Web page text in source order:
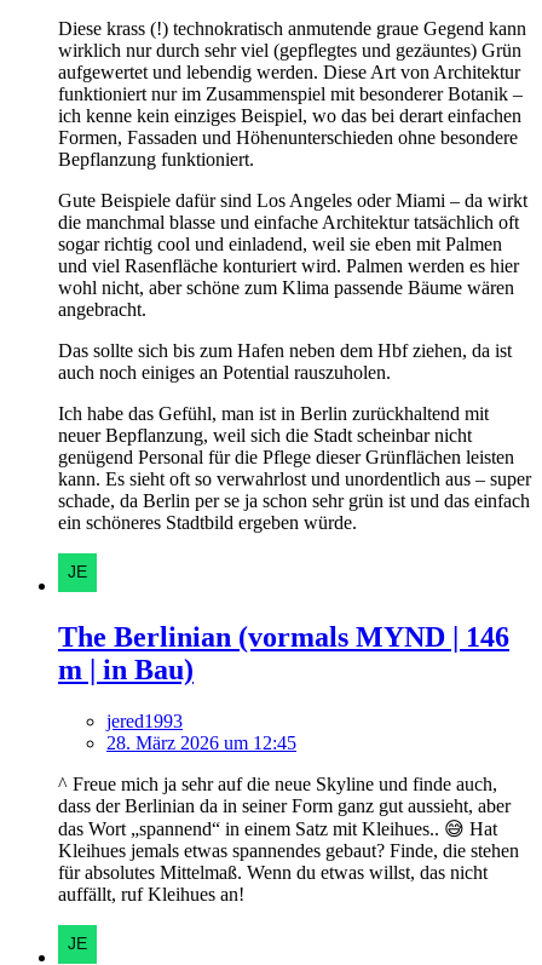
Diese krass (!) technokratisch anmutende graue Gegend kann
wirklich nur durch sehr viel (gepflegtes und gezäuntes) Grün
aufgewertet und lebendig werden. Diese Art von Architektur
funktioniert nur im Zusammenspiel mit besonderer Botanik –
ich kenne kein einziges Beispiel, wo das bei derart einfachen
Formen, Fassaden und Höhenunterschieden ohne besondere
Bepflanzung funktioniert.
Gute Beispiele dafür sind Los Angeles oder Miami – da wirkt
die manchmal blasse und einfache Architektur tatsächlich oft
sogar richtig cool und einladend, weil sie eben mit Palmen
und viel Rasenfläche konturiert wird. Palmen werden es hier
wohl nicht, aber schöne zum Klima passende Bäume wären
angebracht.
Das sollte sich bis zum Hafen neben dem Hbf ziehen, da ist
auch noch einiges an Potential rauszuholen.
Ich habe das Gefühl, man ist in Berlin zurückhaltend mit
neuer Bepflanzung, weil sich die Stadt scheinbar nicht
genügend Personal für die Pflege dieser Grünflächen leisten
kann. Es sieht oft so verwahrlost und unordentlich aus – super
schade, da Berlin per se ja schon sehr grün ist und das einfach
ein schöneres Stadtbild ergeben würde.
The Berlinian (vormals MYND | 146
m | in Bau)
jered1993
28. März 2026 um 12:45
^ Freue mich ja sehr auf die neue Skyline und finde auch,
dass der Berlinian da in seiner Form ganz gut aussieht, aber
das Wort „spannend“ in einem Satz mit Kleihues.. 😅 Hat
Kleihues jemals etwas spannendes gebaut? Finde, die stehen
für absolutes Mittelmaß. Wenn du etwas willst, das nicht
auffällt, ruf Kleihues an!